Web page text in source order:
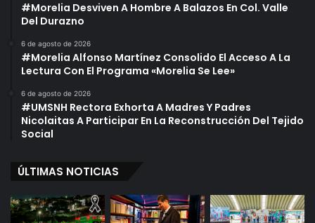
#Morelia Desviven A Hombre A Balazos En Col. Valle
Del Durazno
6 de agosto de 2026
#Morelia Alfonso Martínez Consolido El Acceso A La
Lectura Con El Programa «Morelia Se Lee»
6 de agosto de 2026
#UMSNH Rectora Exhorta A Madres Y Padres
Nicolaitas A Participar En La Reconstrucción Del Tejido
Social
ÚLTIMAS NOTICIAS